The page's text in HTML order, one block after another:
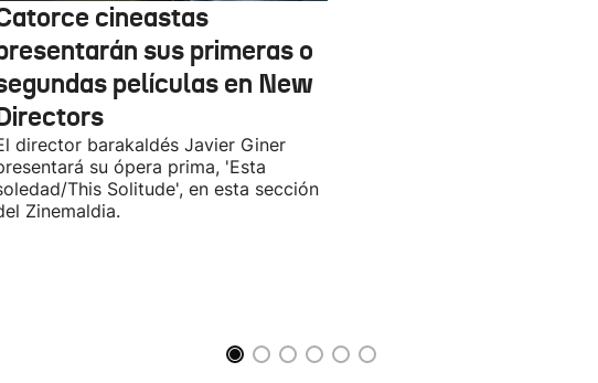
cineastas
sus primeras o
películas en New
director barakaldés Javier Giner
su ópera prima, 'Esta
This Solitude', en esta sección
Zinemaldia.